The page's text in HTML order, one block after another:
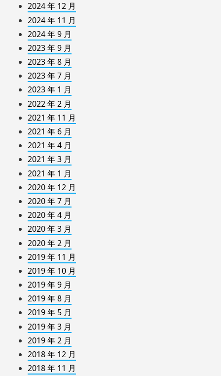
2024 年 12 月
2024 年 11 月
2024 年 9 月
2023 年 9 月
2023 年 8 月
2023 年 7 月
2023 年 1 月
2022 年 2 月
2021 年 11 月
2021 年 6 月
2021 年 4 月
2021 年 3 月
2021 年 1 月
2020 年 12 月
2020 年 7 月
2020 年 4 月
2020 年 3 月
2020 年 2 月
2019 年 11 月
2019 年 10 月
2019 年 9 月
2019 年 8 月
2019 年 5 月
2019 年 3 月
2019 年 2 月
2018 年 12 月
2018 年 11 月